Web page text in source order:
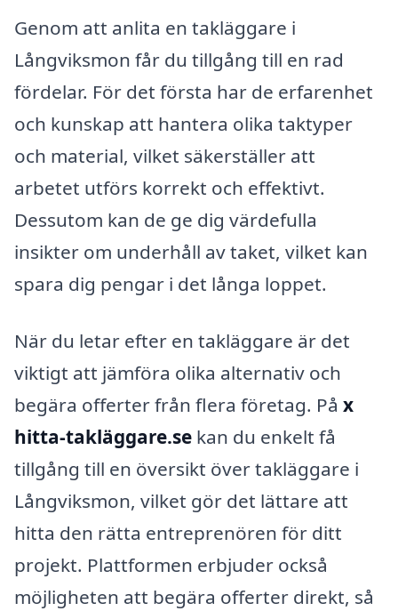
Genom att anlita en takläggare i
Långviksmon får du tillgång till en rad
fördelar. För det första har de erfarenhet
och kunskap att hantera olika taktyper
och material, vilket säkerställer att
arbetet utförs korrekt och effektivt.
Dessutom kan de ge dig värdefulla
insikter om underhåll av taket, vilket kan
spara dig pengar i det långa loppet.
När du letar efter en takläggare är det
viktigt att jämföra olika alternativ och
begära offerter från flera företag. På x
hitta-takläggare.se kan du enkelt få
tillgång till en översikt över takläggare i
Långviksmon, vilket gör det lättare att
hitta den rätta entreprenören för ditt
projekt. Plattformen erbjuder också
möjligheten att begära offerter direkt, så